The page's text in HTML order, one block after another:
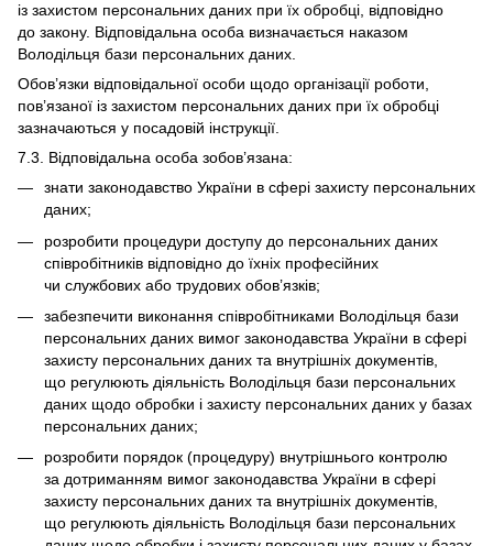
із захистом персональних даних при їх обробці, відповідно
до закону. Відповідальна особа визначається наказом
Володільця бази персональних даних.
Обов’язки відповідальної особи щодо організації роботи,
пов’язаної із захистом персональних даних при їх обробці
зазначаються у посадовій інструкції.
7.3. Відповідальна особа зобов’язана:
знати законодавство України в сфері захисту персональних
даних;
розробити процедури доступу до персональних даних
співробітників відповідно до їхніх професійних
чи службових або трудових обов’язків;
забезпечити виконання співробітниками Володільця бази
персональних даних вимог законодавства України в сфері
захисту персональних даних та внутрішніх документів,
що регулюють діяльність Володільця бази персональних
даних щодо обробки і захисту персональних даних у базах
персональних даних;
розробити порядок (процедуру) внутрішнього контролю
за дотриманням вимог законодавства України в сфері
захисту персональних даних та внутрішніх документів,
що регулюють діяльність Володільця бази персональних